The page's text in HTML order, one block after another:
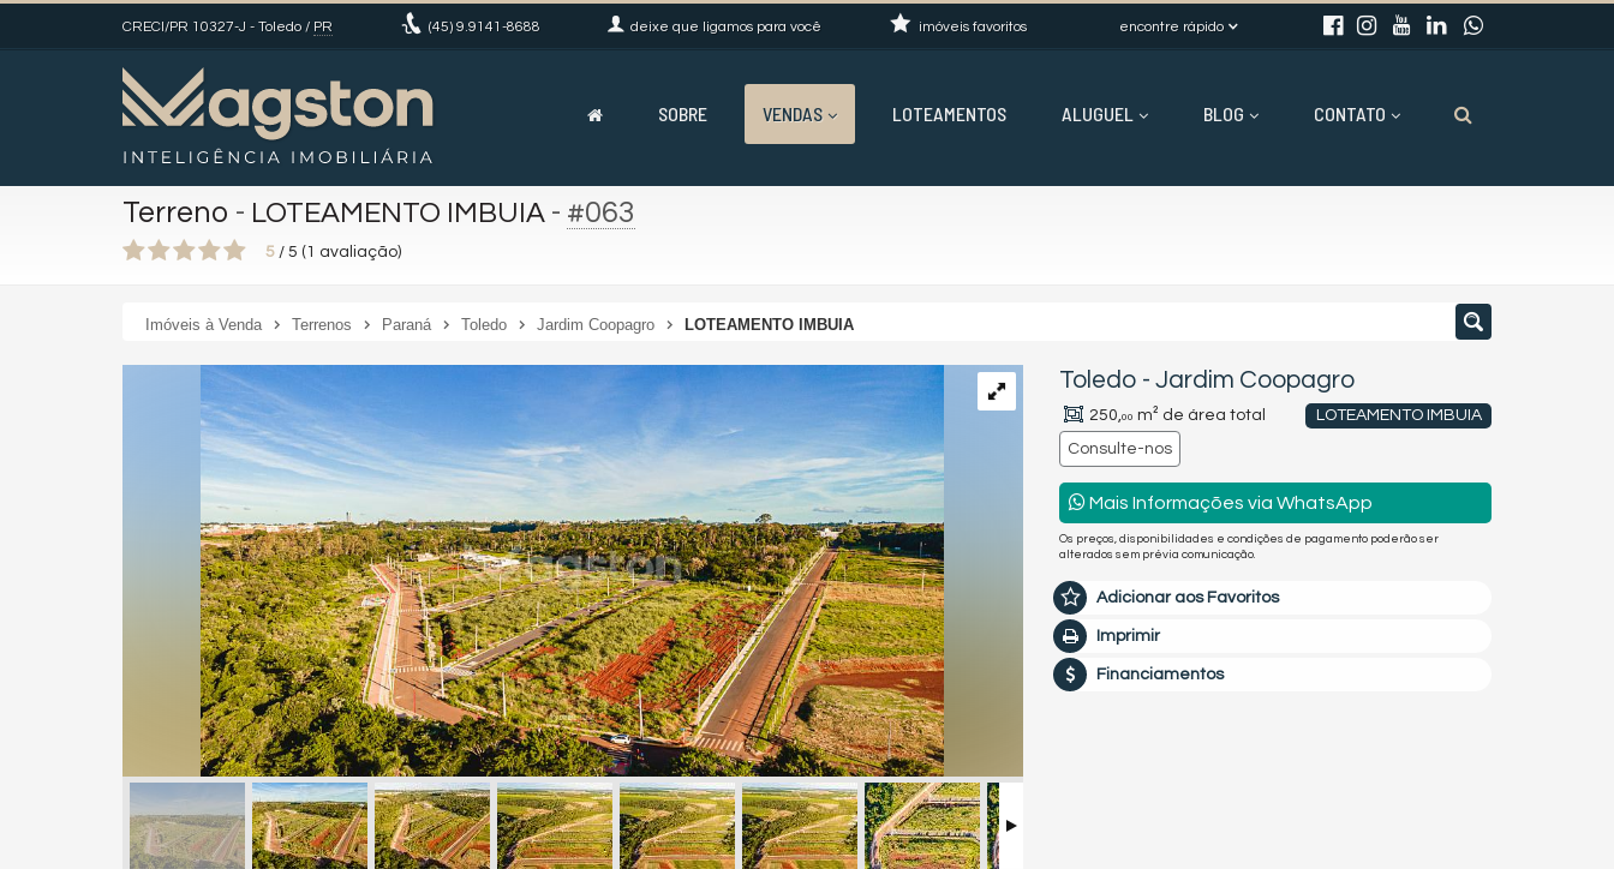
CRECI/PR 10327-J - Toledo / PR (45) 9.9141-8688 deixe que ligamos para você encontre rápido
imóveis favoritos
SOBRE VENDAS LOTEAMENTOS ALUGUEL BLOG CONTATO
Terreno - LOTEAMENTO IMBUIA - #063
5 / 5 ( 1 avaliação)
Imóveis à Venda Terrenos Paraná Toledo Jardim Coopagro LOTEAMENTO IMBUIA
Toledo - Jardim Coopagro
LOTEAMENTO IMBUIA
250,00 m² de área total
Consulte-nos
Mais Informações via WhatsApp
Os preços, disponibilidades e condições de pagamento poderão ser
alterados sem prévia comunicação.
Adicionar aos Favoritos
Imprimir
Financiamentos